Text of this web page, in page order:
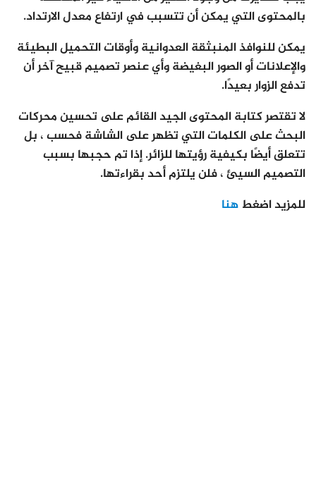
بالمحتوى التي يمكن أن تتسبب في ارتفاع معدل الارتداد.
يمكن للنوافذ المنبثقة العدوانية وأوقات التحميل البطيئة
والإعلانات أو الصور البغيضة وأي عنصر تصميم قبيح آخر أن
تدفع الزوار بعيدًا.
لا تقتصر كتابة المحتوى الجيد القائم على تحسين محركات
البحث على الكلمات التي تظهر على الشاشة فحسب ، بل
تتعلق أيضًا بكيفية رؤيتها للزائر. إذا تم حجبها بسبب
التصميم السيئ ، فلن يلتزم أحد بقراءتها.
للمزيد اضغط هنا